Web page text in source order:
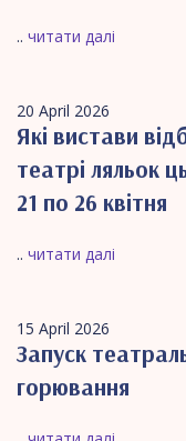
.. читати далі
20 April 2026
Які вистави
театрі ляльок
21 по 26 квітня
.. читати далі
15 April 2026
Запуск
горювання